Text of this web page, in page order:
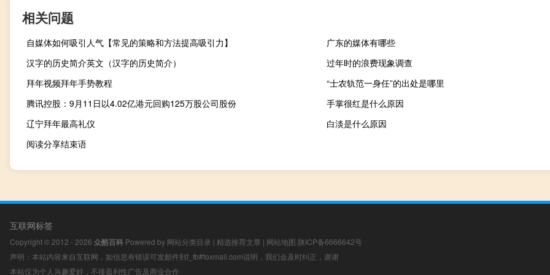
相关问题
自媒体如何吸引人气【常见的策略和方法提高吸引力】
广东的媒体有哪些
汉字的历史简介英文（汉字的历史简介）
过年时的浪费现象调查
拜年视频拜年手势教程
“士农轨范一身任”的出处是哪里
腾讯控股：9月11日以4.02亿港元回购125万股公司股份
手掌很红是什么原因
辽宁拜年最高礼仪
白淡是什么原因
阅读分享结束语
互联网标签
Copyright © 2012 - 2026 众酷百科 Powered by 网站分类目录 | 精选推荐文章 | 网站地图 陕ICP备6666642号
声明：本站内容来自互联网，如信息有错误可发邮件到f_fb#foxmail.com说明，我们会及时纠正，谢谢
本站仅为个人兴趣爱好，不接盈利性广告及商业合作